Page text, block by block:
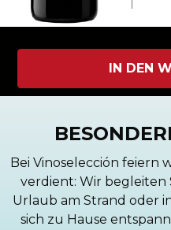
IN DEN
Bei Vinoselección feiern
verdient: Wir begleiten
Urlaub am Strand oder
sich zu Hause